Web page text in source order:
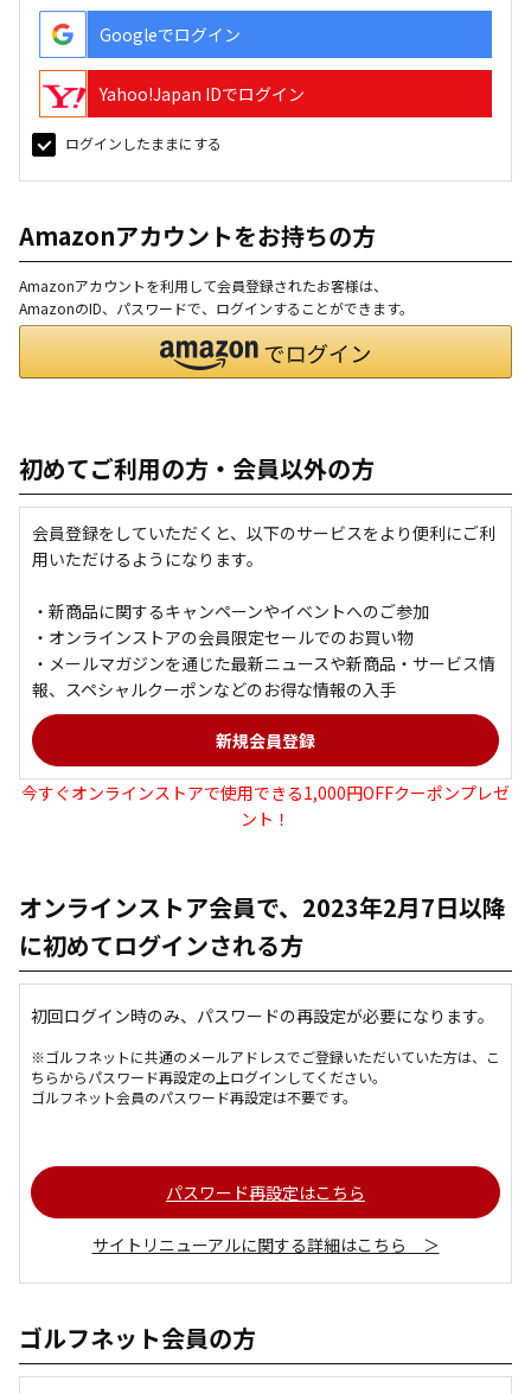
Googleでログイン
Yahoo!Japan IDでログイン
ログインしたままにする
Amazonアカウントをお持ちの方
Amazonアカウントを利用して会員登録されたお客様は、
AmazonのID、パスワードで、ログインすることができます。
初めてご利用の方・会員以外の方
会員登録をしていただくと、以下のサービスをより便利にご利
用いただけるようになります。
・新商品に関するキャンペーンやイベントへのご参加
・オンラインストアの会員限定セールでのお買い物
・メールマガジンを通じた最新ニュースや新商品・サービス情
報、スペシャルクーポンなどのお得な情報の入手
今すぐオンラインストアで使用できる1,000円OFFクーポンプレゼ
ント！
オンラインストア会員で、2023年2月7日以降
に初めてログインされる方
初回ログイン時のみ、パスワードの再設定が必要になります。
※ゴルフネットに共通のメールアドレスでご登録いただいていた方は、こ
ちらからパスワード再設定の上ログインしてください。
ゴルフネット会員のパスワード再設定は不要です。
パスワード再設定はこちら
サイトリニューアルに関する詳細はこちら ＞
ゴルフネット会員の方